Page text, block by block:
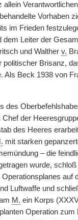
Vorhaben
im Frieden
Leiter der
und Walther v.
Brisanz,
Beck 1938 von
des
der
des Heeres
mit starken
– die
wurde,
Luftwaffe und
M. ein Korps
Operation